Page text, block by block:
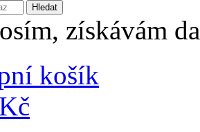
získávám
košík
Kč